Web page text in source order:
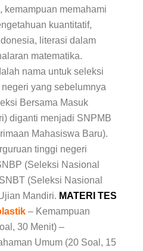
kemampuan memahami
kuantitatif,
literasi dalam
matematika.
nama untuk seleksi
yang sebelumnya
Bersama Masuk
diganti menjadi SNPMB
Mahasiswa Baru).
tinggi negeri
(Seleksi Nasional
(Seleksi Nasional
Mandiri. MATERI TES
– Kemampuan
30 Menit) –
Umum (20 Soal, 15